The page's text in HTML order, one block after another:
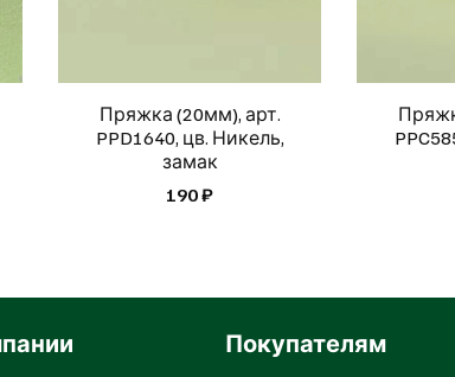
Пряжка (20мм), арт.
PPD1640, цв. Никель,
замак
190 ₽
Покупателям